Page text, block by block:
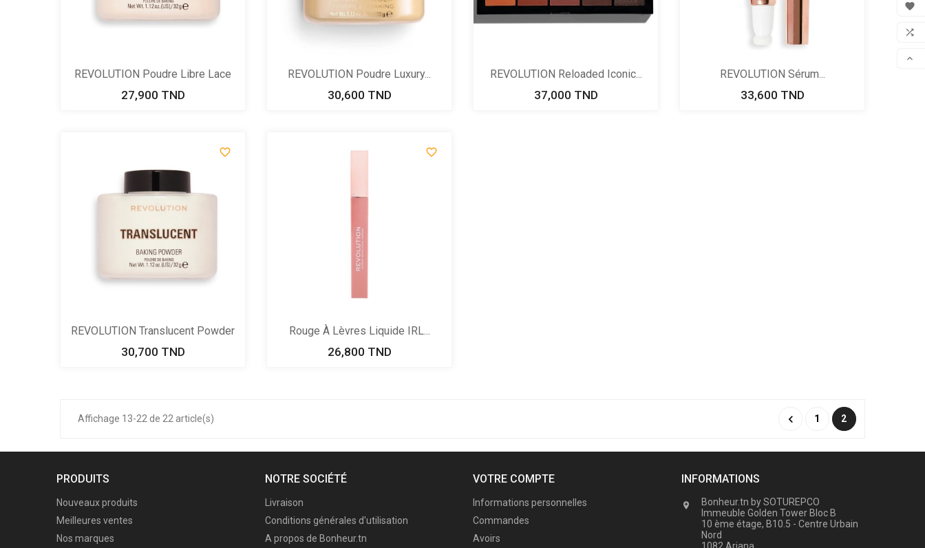



REVOLUTION Poudre Libre Lace
Prix
27,900 TND
REVOLUTION Poudre Luxury...
Prix
30,600 TND
REVOLUTION Reloaded Iconic...
Prix
37,000 TND
REVOLUTION Sérum...
Prix
33,600 TND

REVOLUTION Translucent Powder
Prix
30,700 TND

Rouge À Lèvres Liquide IRL...
Prix
26,800 TND
Affichage 13-22 de 22 article(s)  1 2
PRODUITS
Nouveaux produits
Meilleures ventes
Nos marques
NOTRE SOCIÉTÉ
Livraison
Conditions générales d'utilisation
A propos de Bonheur.tn
VOTRE COMPTE
Informations personnelles
Commandes
Avoirs
INFORMATIONS

Bonheur.tn by SOTUREPCO
Immeuble Golden Tower Bloc B
10 ème étage, B10.5 - Centre Urbain
Nord